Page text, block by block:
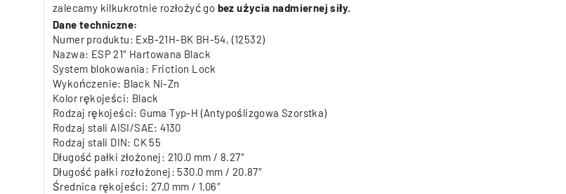
zalecamy kilkukrotnie rozłożyć go bez użycia nadmiernej siły.
Dane techniczne:
Numer produktu: ExB-21H-BK BH-54, (12532)
Nazwa: ESP 21″ Hartowana Black
System blokowania: Friction Lock
Wykończenie: Black Ni-Zn
Kolor rękojeści: Black
Rodzaj rękojeści: Guma Typ-H (Antypoślizgowa Szorstka)
Rodzaj stali AISI/SAE: 4130
Rodzaj stali DIN: CK 55
Długość pałki złożonej: 210.0 mm / 8.27″
Długość pałki rozłożonej: 530.0 mm / 20.87″
Średnica rękojeści: 27.0 mm / 1.06″